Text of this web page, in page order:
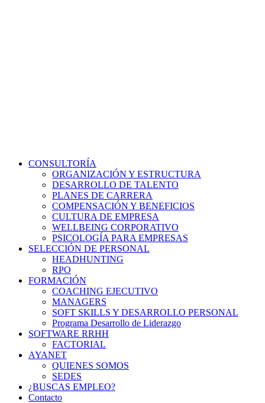
CONSULTORÍA
ORGANIZACIÓN Y ESTRUCTURA
DESARROLLO DE TALENTO
PLANES DE CARRERA
COMPENSACIÓN Y BENEFICIOS
CULTURA DE EMPRESA
WELLBEING CORPORATIVO
PSICOLOGÍA PARA EMPRESAS
SELECCIÓN DE PERSONAL
HEADHUNTING
RPO
FORMACIÓN
COACHING EJECUTIVO
MANAGERS
SOFT SKILLS Y DESARROLLO PERSONAL
Programa Desarrollo de Liderazgo
SOFTWARE RRHH
FACTORIAL
AYANET
QUIENES SOMOS
SEDES
¿BUSCAS EMPLEO?
Contacto